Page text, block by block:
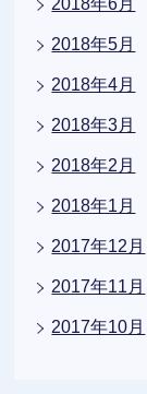
2018年5月
2018年4月
2018年3月
2018年2月
2018年1月
2017年12月
2017年11月
2017年10月